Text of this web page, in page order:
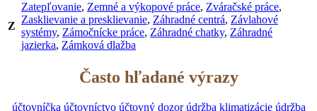
Z
Zatepľovanie, Zemné a výkopové práce, Zváračské práce,
Zasklievanie a presklievanie, Záhradné centrá, Závlahové
systémy, Zámočnícke práce, Záhradné chatky, Záhradné
jazierka, Zámková dlažba
Často hľadané výrazy
účtovníčka účtovníctvo účtovný dozor údržba klimatizácie údržba